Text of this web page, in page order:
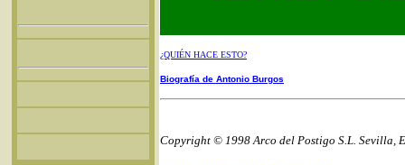
¿QUIÉN HACE ESTO?
Biografía de Antonio Burgos
Copyright © 1998 Arco del Postigo S.L. Sevilla,